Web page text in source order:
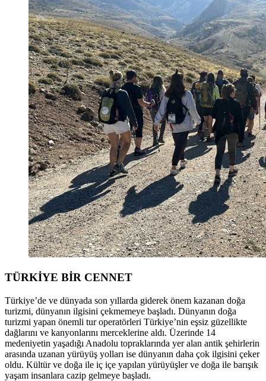
TÜRKİYE BİR CENNET
Türkiye’de ve dünyada son yıllarda giderek önem kazanan doğa
turizmi, dünyanın ilgisini çekmemeye başladı. Dünyanın doğa
turizmi yapan önemli tur operatörleri Türkiye’nin eşsiz güzellikte
dağlarını ve kanyonlarını merceklerine aldı. Üzerinde 14
medeniyetin yaşadığı Anadolu topraklarında yer alan antik şehirlerin
arasında uzanan yürüyüş yolları ise dünyanın daha çok ilgisini çeker
oldu. Kültür ve doğa ile iç içe yapılan yürüyüşler ve doğa ile barışık
yaşam insanlara cazip gelmeye başladı.